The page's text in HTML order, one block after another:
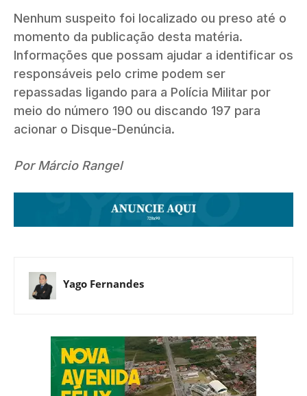
Nenhum suspeito foi localizado ou preso até o
momento da publicação desta matéria.
Informações que possam ajudar a identificar os
responsáveis pelo crime podem ser
repassadas ligando para a Polícia Militar por
meio do número 190 ou discando 197 para
acionar o Disque-Denúncia.
Por Márcio Rangel
Yago Fernandes